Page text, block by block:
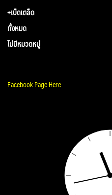
+เบ็ดเตล็ด
ทั้งหมด
ไม่มีหมวดหมู่
Facebook Page Here